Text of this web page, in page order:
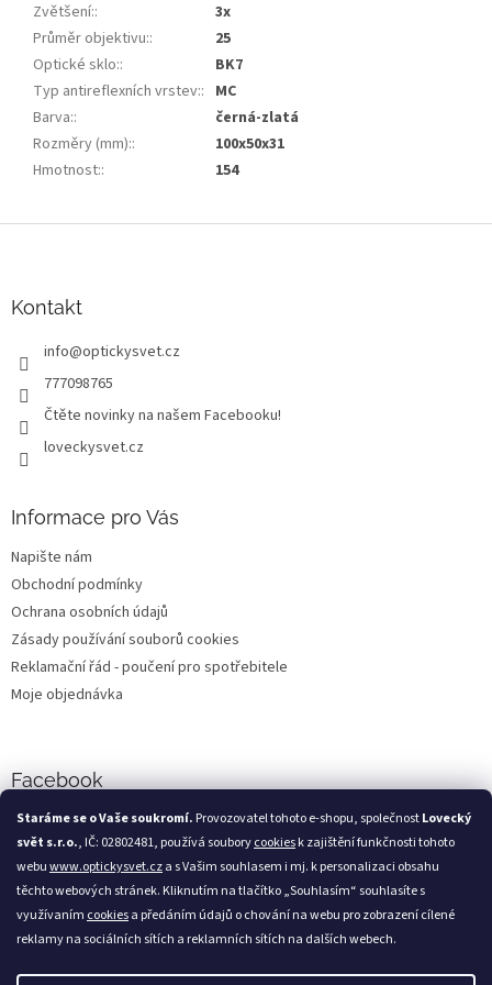
Staráme se o Vaše soukromí. Provozovatel tohoto e-shopu, společnostLovecký
svět s.r.o., IČ: 02802481, používá souborycookiesk zajištění funkčnosti tohoto
webuwww.optickysvet.cza s Vašim souhlasem i mj. k personalizaci obsahu
těchto webových stránek. Kliknutím na tlačítko „Souhlasím“ souhlasíte s
využívaním cookiesa předáním údajů o chování na webu pro zobrazení cílené
reklamy na sociálních sítích a reklamních sítích na dalších webech.
Zvětšení::
3x
Průměr objektivu::
25
Optické sklo::
BK7
Typ antireflexních vrstev:: MC
Barva::
černá-zlatá
Rozměry (mm)::
100x50x31
Hmotnost:: 154
Kontakt
info@optickysvet.cz
777098765
Čtěte novinky na našem Facebooku!
loveckysvet.cz
Informace pro Vás
Napište nám
Obchodní podmínky
Ochrana osobních údajů
Zásady používání souborů cookies
Reklamační řád - poučení pro spotřebitele
Moje objednávka
Facebook
Loveckýsvět.cz